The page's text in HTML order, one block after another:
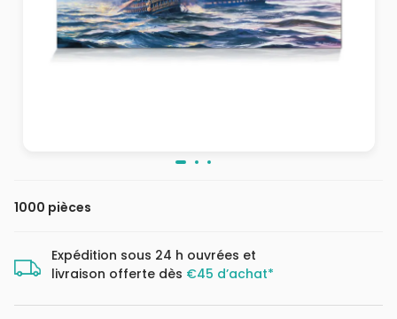
1000 pièces
Expédition sous 24 h ouvrées et
livraison offerte dès €45 d’achat*